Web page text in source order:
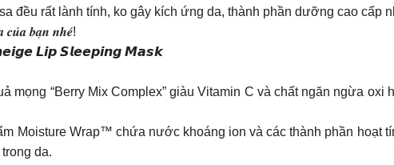
đều rất lành tính, ko gây kích ứng da, thành phần dưỡng cao cấp
𝒃𝒂̣𝒏 𝒏𝒉𝒆́!
𝙇𝙞𝙥 𝙎𝙡𝙚𝙚𝙥𝙞𝙣𝙜 𝙈𝙖𝙨𝙠
mọng “Berry Mix Complex” giàu Vitamin C và chất ngăn ngừa
Moisture Wrap™ chứa nước khoáng ion và các thành phần hoạt
da.